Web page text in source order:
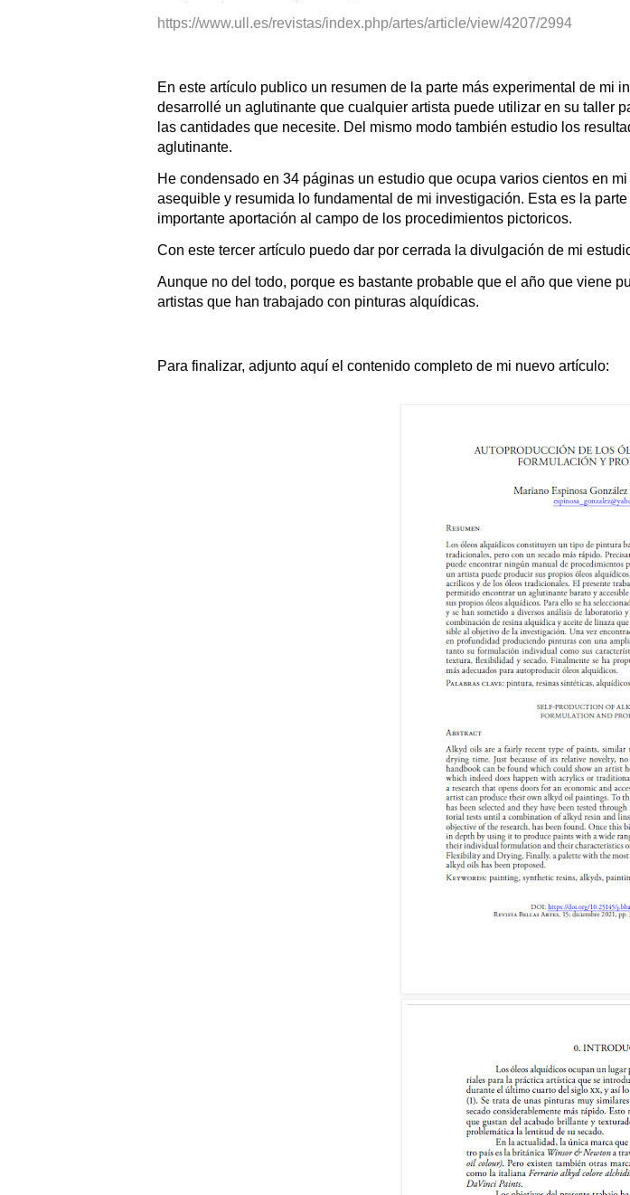
https://www.ull.es/revistas/index.php/artes/article/view/4207/2994
En este artículo publico un resumen de la parte más experimental de mi
desarrollé un aglutinante que cualquier artista puede utilizar en su taller
las cantidades que necesite. Del mismo modo también estudio los
aglutinante.
He condensado en 34 páginas un estudio que ocupa varios cientos en
asequible y resumida lo fundamental de mi investigación. Esta es la
importante aportación al campo de los procedimientos pictoricos.
Con este tercer artículo puedo dar por cerrada la divulgación de mi
Aunque no del todo, porque es bastante probable que el año que viene
artistas que han trabajado con pinturas alquídicas.
Para finalizar, adjunto aquí el contenido completo de mi nuevo artículo: